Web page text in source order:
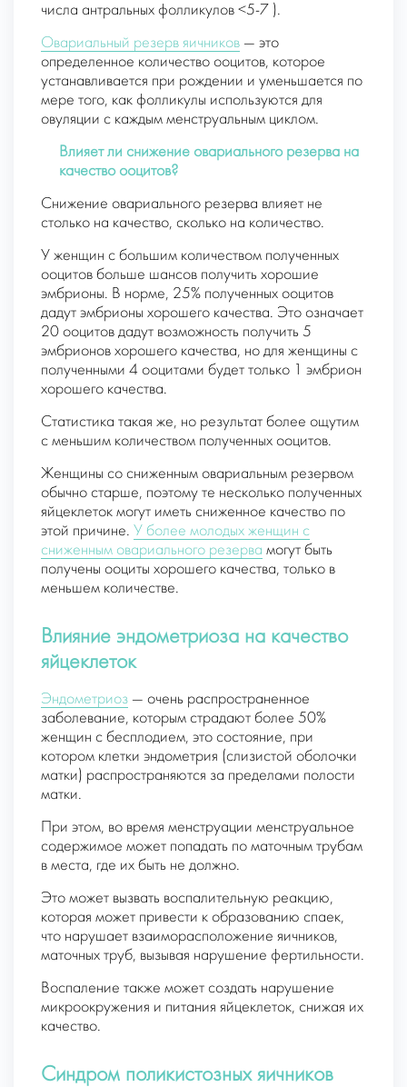
числа антральных фолликулов <5-7 ).
Овариальный резерв яичников — это
определенное количество ооцитов, которое
устанавливается при рождении и уменьшается по
мере того, как фолликулы используются для
овуляции с каждым менструальным циклом.
Влияет ли снижение овариального резерва на
качество ооцитов?
Снижение овариального резерва влияет не
столько на качество, сколько на количество.
У женщин с большим количеством полученных
ооцитов больше шансов получить хорошие
эмбрионы. В норме, 25% полученных ооцитов
дадут эмбрионы хорошего качества. Это означает
20 ооцитов дадут возможность получить 5
эмбрионов хорошего качества, но для женщины с
полученными 4 ооцитами будет только 1 эмбрион
хорошего качества.
Статистика такая же, но результат более ощутим
с меньшим количеством полученных ооцитов.
Женщины со сниженным овариальным резервом
обычно старше, поэтому те несколько полученных
яйцеклеток могут иметь сниженное качество по
этой причине. У более молодых женщин с
сниженным овариального резерва могут быть
получены ооциты хорошего качества, только в
меньшем количестве.
Влияние эндометриоза на качество
яйцеклеток
Эндометриоз — очень распространенное
заболевание, которым страдают более 50%
женщин с бесплодием, это состояние, при
котором клетки эндометрия (слизистой оболочки
матки) распространяются за пределами полости
матки.
При этом, во время менструации менструальное
содержимое может попадать по маточным трубам
в места, где их быть не должно.
Это может вызвать воспалительную реакцию,
которая может привести к образованию спаек,
что нарушает взаиморасположение яичников,
маточных труб, вызывая нарушение фертильности.
Воспаление также может создать нарушение
микроокружения и питания яйцеклеток, снижая их
качество.
Синдром поликистозных яичников